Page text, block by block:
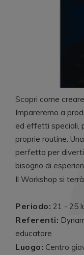
Scopri come
Impareremo a
ed effetti speciali,
proprie routine.
perfetta per
bisogno di
Il Workshop si terrà
Periodo: 21 - 25
Referenti:
educatore
Luogo: Centro